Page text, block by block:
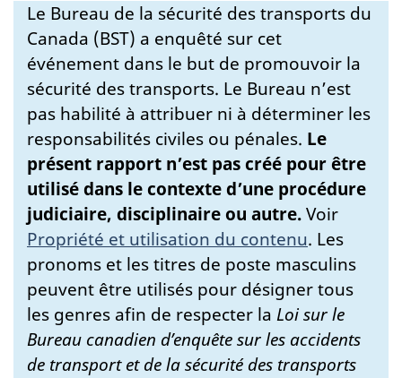
Le Bureau de la sécurité des transports du
Canada (BST) a enquêté sur cet
événement dans le but de promouvoir la
sécurité des transports. Le Bureau n’est
pas habilité à attribuer ni à déterminer les
responsabilités civiles ou pénales. Le
présent rapport n’est pas créé pour être
utilisé dans le contexte d’une procédure
judiciaire, disciplinaire ou autre.Voir
Propriété et utilisation du contenu. Les
pronoms et les titres de poste masculins
peuvent être utilisés pour désigner tous
les genres afin de respecter la Loi sur le
Bureau canadien d’enquête sur les accidents
de transport et de la sécurité des transports